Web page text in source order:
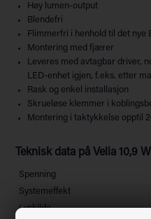
Høy lumen-output
Blendefri
Flimmerfri i henhold til det
Montering med fjærer
Leveres med avtagbar driver,
LED-enhet igjen, f.eks. etter
Rask og enkel installasjon
Skrueløse klemmer i
Montering i taktykkelse opptil
Teknisk data på Velia 10,9 W
Spenning
Systemeffekt
Lyskilde